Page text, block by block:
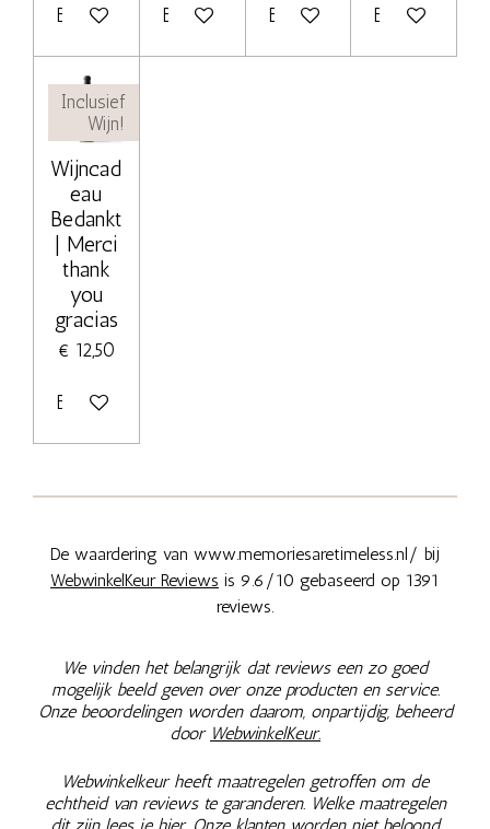
Bekijk details Bekijk details Bekijk details Bekijk details
Inclusief
Wijn!
Wijncad
eau
Bedankt
| Merci
thank
you
gracias
€ 12,50
Bekijk details
De waardering van www.memoriesaretimeless.nl/ bij
WebwinkelKeur Reviews is 9.6/10 gebaseerd op 1391
reviews.
We vinden het belangrijk dat reviews een zo goed
mogelijk beeld geven over onze producten en service.
Onze beoordelingen worden daarom, onpartijdig, beheerd
door WebwinkelKeur.
Webwinkelkeur heeft maatregelen getroffen om de
echtheid van reviews te garanderen. Welke maatregelen